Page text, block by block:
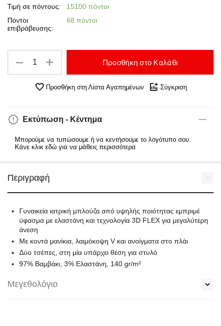
Τιμή σε πόντους:
15100 πόντοι
Πόντοι
επιβράβευσης:
68 πόντοι
+
− Προσθήκη στο Καλάθι
Προσθήκη στη Λίστα Αγαπημένων Σύγκριση
Εκτύπωση - Κέντημα
Μπορούμε να τυπώσουμε ή να κεντήσουμε το λογότυπο σου.
Κάνε κλικ εδώ για να μάθεις περισσότερα
Περιγραφή
Γυναικεία ιατρική μπλούζα από υψηλής ποιότητας εμπριμέ
ύφασμα με ελαστάνη και τεχνολογία 3D FLEX για μεγαλύτερη
άνεση
Με κοντά μανίκια, λαιμόκοψη V και ανοίγματα στο πλάι
Δύο τσέπες, στη μία υπάρχει θέση για στυλό
97% Βαμβάκι, 3% Ελαστάνη, 140 gr/m²
Μεγεθολόγιο